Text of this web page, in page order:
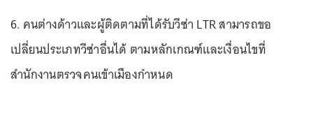
6. คนต่างด้าวและผู้ติดตามที่ได้รับวีซ่า LTR สามารถขอ
เปลี่ยนประเภทวีซ่าอื่นได้ ตามหลักเกณฑ์และเงื่อนไขที่
สำนักงานตรวจคนเข้าเมืองกำหนด